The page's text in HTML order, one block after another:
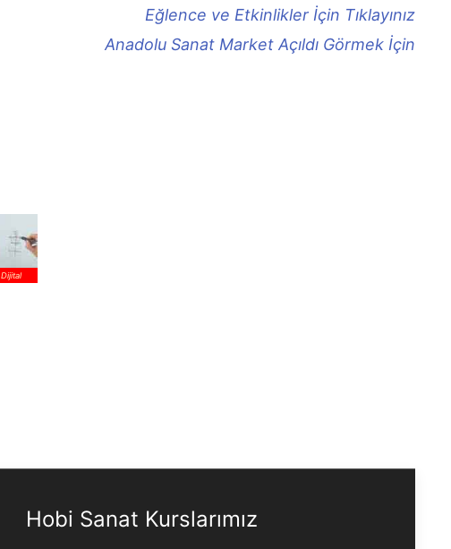
Eğlence ve Etkinlikler İçin Tıklayınız
Anadolu Sanat Market Açıldı Görmek İçin
Dijital
Hobi Sanat Kurslarımız